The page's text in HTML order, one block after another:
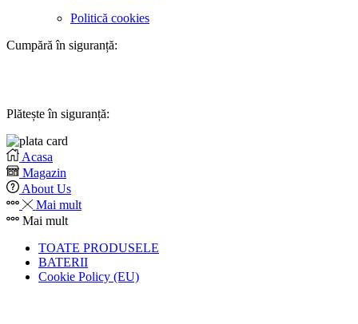
Politică cookies
Cumpără în siguranță:
Plătește în siguranță:
Acasa
Magazin
About Us
Mai mult
Mai mult
TOATE PRODUSELE
BATERII
Cookie Policy (EU)